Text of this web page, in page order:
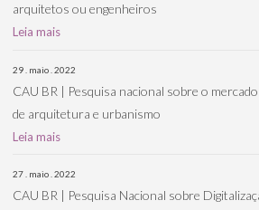
arquitetos ou engenheiros
Leia mais
29 . maio . 2022
CAU BR | Pesquisa nacional sobre o
de arquitetura e urbanismo
Leia mais
27 . maio . 2022
CAU BR | Pesquisa Nacional sobre